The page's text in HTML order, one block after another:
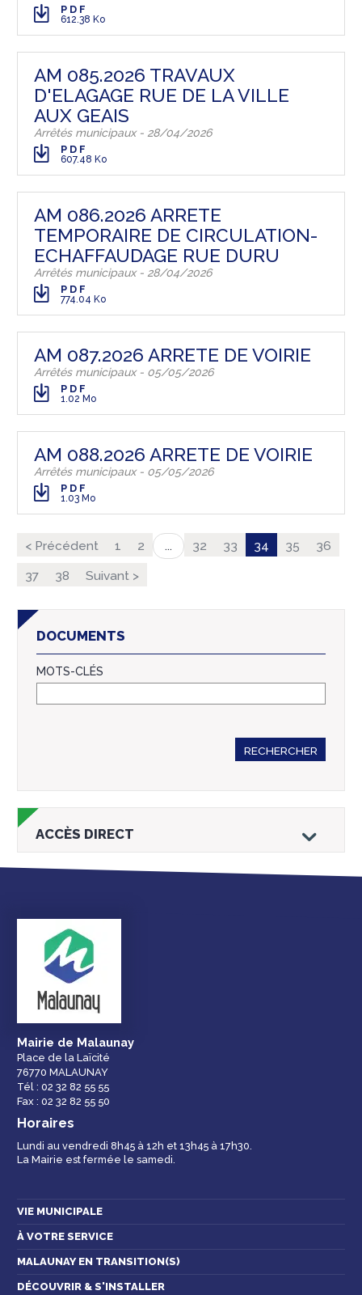
PDF
612.38 Ko
AM 085.2026 TRAVAUX
D'ELAGAGE RUE DE LA VILLE
AUX GEAIS
Arrêtés municipaux - 28/04/2026
PDF
607.48 Ko
AM 086.2026 ARRETE
TEMPORAIRE DE CIRCULATION-
ECHAFFAUDAGE RUE DURU
Arrêtés municipaux - 28/04/2026
PDF
774.04 Ko
AM 087.2026 ARRETE DE VOIRIE
Arrêtés municipaux - 05/05/2026
PDF
1.02 Mo
AM 088.2026 ARRETE DE VOIRIE
Arrêtés municipaux - 05/05/2026
PDF
1.03 Mo
< Précédent 1 2 ... 32 33 34 35 36
37 38 Suivant >
DOCUMENTS
MOTS-CLÉS
RECHERCHER
ACCÈS DIRECT
Droits et
démarches
Espace famille
Mairie de Malaunay
Place de la Laïcité
76770 MALAUNAY
Tél : 02 32 82 55 55
Fax : 02 32 82 55 50
Horaires
Lundi au vendredi 8h45 à 12h et 13h45 à 17h30.
La Mairie est fermée le samedi.
VIE MUNICIPALE
À VOTRE SERVICE
MALAUNAY EN TRANSITION(S)
DÉCOUVRIR & S'INSTALLER